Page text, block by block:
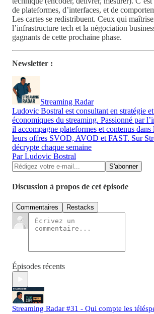
de plateformes, d’interfaces, et de
Les cartes se redistribuent. Ceux qui
l’infrastructure tech et la négociation
gagnants de cette prochaine phase.
Newsletter :
Streaming Radar
Ludovic Bostral est consultant en stratégie
économiques du streaming. Passionné par
il accompagne plateformes et contenus dans
leurs offres SVOD, AVOD et FAST. Sur
décrypte chaque semaine
Par Ludovic Bostral
Discussion à propos de cet épisode
Commentaires Restacks
Épisodes récents
Streaming Radar #31 - Qui compte les